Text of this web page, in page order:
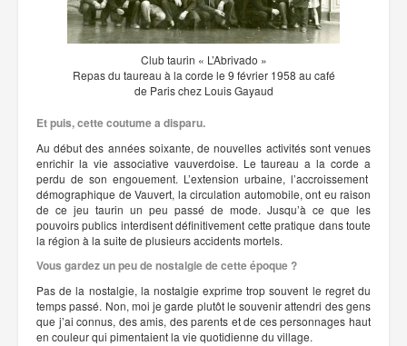
Club taurin « L’Abrivado »
Repas du taureau à la corde le 9 février 1958 au café
de Paris chez Louis Gayaud
Et puis, cette coutume a disparu.
Au début des années soixante, de nouvelles activités sont venues
enrichir la vie associative vauverdoise. Le taureau a la corde a
perdu de son engouement. L’extension urbaine, l’accroissement
démographique de Vauvert, la circulation automobile, ont eu raison
de ce jeu taurin un peu passé de mode. Jusqu’à ce que les
pouvoirs publics interdisent définitivement cette pratique dans toute
la région à la suite de plusieurs accidents mortels.
Vous gardez un peu de nostalgie de cette époque ?
Pas de la nostalgie, la nostalgie exprime trop souvent le regret du
temps passé. Non, moi je garde plutôt le souvenir attendri des gens
que j’ai connus, des amis, des parents et de ces personnages haut
en couleur qui pimentaient la vie quotidienne du village.